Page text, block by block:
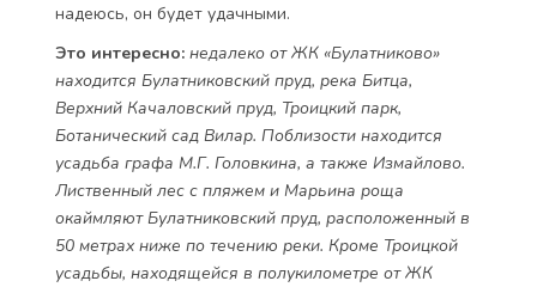
надеюсь, он будет удачными.
Это интересно: недалеко от ЖК «Булатниково»
находится Булатниковский пруд, река Битца,
Верхний Качаловский пруд, Троицкий парк,
Ботанический сад Вилар. Поблизости находится
усадьба графа М.Г. Головкина, а также Измайлово.
Лиственный лес с пляжем и Марьина роща
окаймляют Булатниковский пруд, расположенный в
50 метрах ниже по течению реки. Кроме Троицкой
усадьбы, находящейся в полукилометре от ЖК